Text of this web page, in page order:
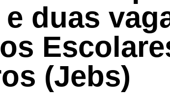
duas
(Jebs)